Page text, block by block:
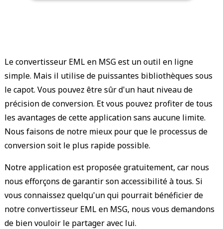
Le convertisseur EML en MSG est un outil en ligne
simple. Mais il utilise de puissantes bibliothèques sous
le capot. Vous pouvez être sûr d'un haut niveau de
précision de conversion. Et vous pouvez profiter de tous
les avantages de cette application sans aucune limite.
Nous faisons de notre mieux pour que le processus de
conversion soit le plus rapide possible.
Notre application est proposée gratuitement, car nous
nous efforçons de garantir son accessibilité à tous. Si
vous connaissez quelqu'un qui pourrait bénéficier de
notre convertisseur EML en MSG, nous vous demandons
de bien vouloir le partager avec lui.